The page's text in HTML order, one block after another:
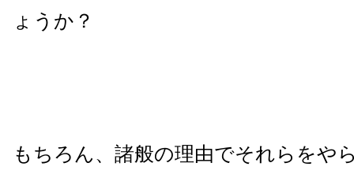
ょうか？
もちろん、諸般の理由でそれらをや